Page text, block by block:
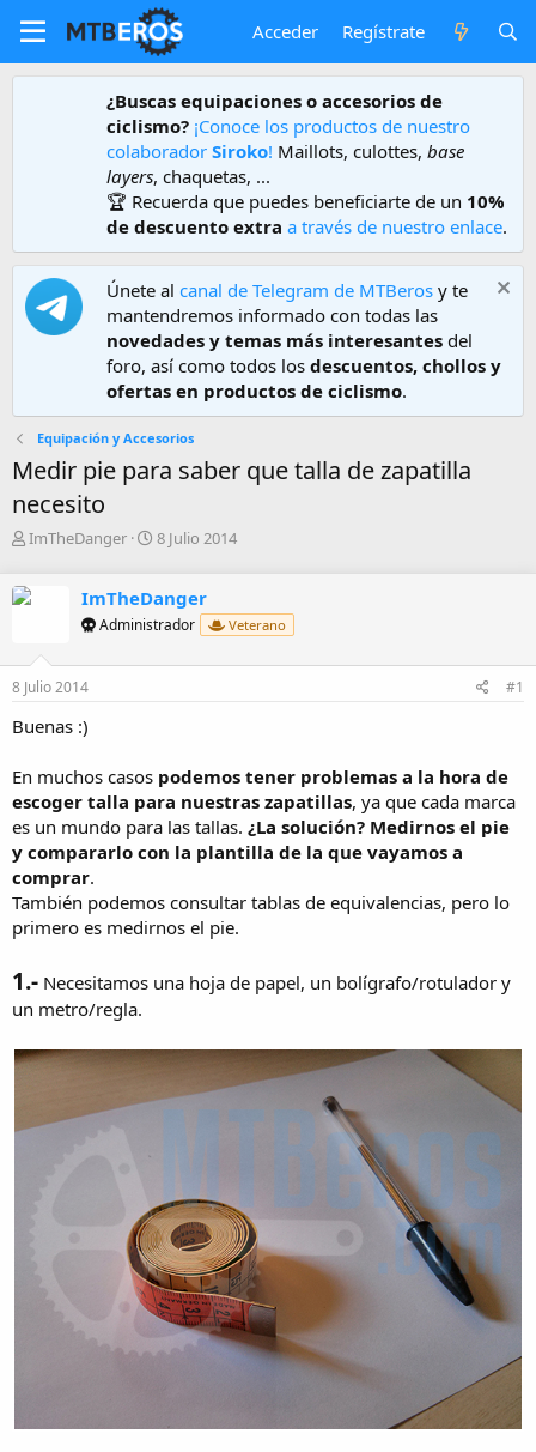
Acceder Regístrate
¿Buscas equipaciones o accesorios de
ciclismo? ¡Conoce los productos de nuestro
colaborador Siroko! Maillots, culottes, base
layers, chaquetas, ...
🏆 Recuerda que puedes beneficiarte de un 10%
de descuento extra a través de nuestro enlace.
Únete al canal de Telegram de MTBeros y te
mantendremos informado con todas las
novedades y temas más interesantes del
foro, así como todos los descuentos, chollos y
ofertas en productos de ciclismo.
Equipación y Accesorios
Medir pie para saber que talla de zapatilla
necesito
A
o
ImTheDanger
F
h
a
e
o
8 Julio 2014
ImTheDanger
Administrador Veterano
8 Julio 2014 #1
Buenas :)
En muchos casos podemos tener problemas a la hora de
escoger talla para nuestras zapatillas, ya que cada marca
es un mundo para las tallas. ¿La solución? Medirnos el pie
y compararlo con la plantilla de la que vayamos a
comprar.
También podemos consultar tablas de equivalencias, pero lo
primero es medirnos el pie.
1.- Necesitamos una hoja de papel, un bolígrafo/rotulador y
un metro/regla.